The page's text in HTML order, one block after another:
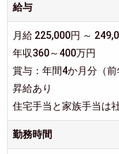
給与
月給 225,000円 ～
年収360～400万円
賞与：年間4か月分（前
昇給あり
住宅手当と家族手当は
勤務時間